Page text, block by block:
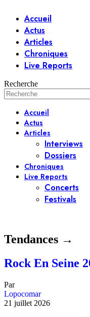
Accueil
Actus
Articles
Chroniques
Live Reports
Recherche
Accueil
Actus
Articles
Interviews
Dossiers
Chroniques
Live Reports
Concerts
Festivals
Tendances →
Rock En Seine
Par
Lopocomar
21 juillet 2026